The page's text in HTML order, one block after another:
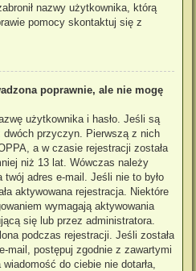
nazwy użytkownika, którą
pomocy skontaktuj się z
poprawnie, ale nie mogę
użytkownika i hasło. Jeśli są
dwóch przyczyn. Pierwszą z nich
a w czasie rejestracji została
niż 13 lat. Wówczas należy
twój adres e-mail. Jeśli nie to było
aktywowana rejestracja. Niektóre
wymagają aktywowania
się lub przez administratora.
podczas rejestracji. Jeśli została
mail, postępuj zgodnie z zawartymi
do ciebie nie dotarła,